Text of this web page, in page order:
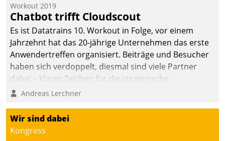
Workout 2019
Chatbot trifft Cloudscout
Es ist Datatrains 10. Workout in Folge, vor einem
Jahrzehnt hat das 20-jährige Unternehmen das erste
Anwendertreffen organisiert. Beiträge und Besucher
haben sich verdoppelt, diesmal sind viele Partner
dabei – klares Zeichen für die strategische
Fokussierung auf den Kunden.
Andreas Lerchner
Wir sind dabei
Kongress